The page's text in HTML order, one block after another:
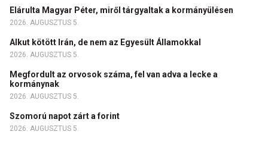
Elárulta Magyar Péter, miről tárgyaltak a kormányülésen
2026. AUGUSZTUS 5.
Alkut kötött Irán, de nem az Egyesült Államokkal
2026. AUGUSZTUS 5.
Megfordult az orvosok száma, fel van adva a lecke a
kormánynak
2026. AUGUSZTUS 5.
Szomorú napot zárt a forint
2026. AUGUSZTUS 5.